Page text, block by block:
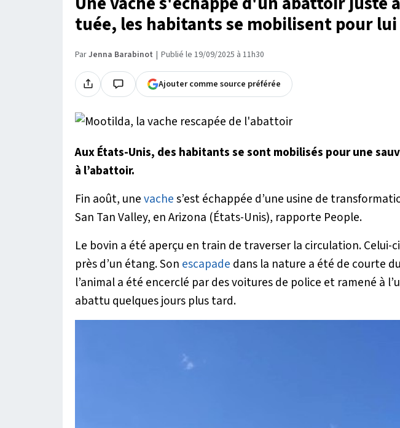
tuée, les habitants se mobilisent pour
ParJenna Barabinot Publié le 19/09/2025 à 11h30
Ajouter comme source préférée
Aux États-Unis, des habitants se sont mobilisés pour une
à l’abattoir.
Fin août, unevaches’est échappée d’une usine de
San Tan Valley, en Arizona (États-Unis), rapporte People.
Le bovin a été aperçu en train de traverser la circulation. Celui-
près d’un étang. Son escapade dans la nature a été de courte
l’animal a été encerclé par des voitures de police et ramené à
abattu quelques jours plus tard.